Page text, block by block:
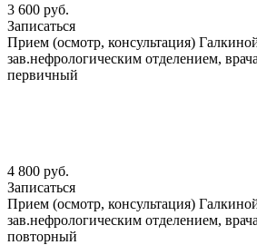
3 600 руб.
Записаться
Прием (осмотр, консультация)
зав.нефрологическим отделением,
первичный
4 800 руб.
Записаться
Прием (осмотр, консультация)
зав.нефрологическим отделением,
повторный